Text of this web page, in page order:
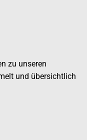
zu unseren
und übersichtlich